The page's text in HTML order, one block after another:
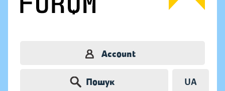
Account
Пошук UA